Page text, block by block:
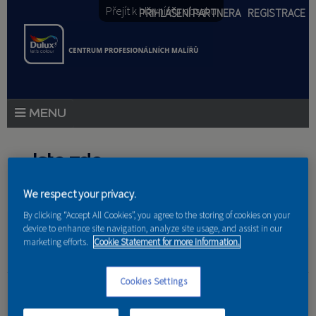
Přejít k hlavnímu obsahu
PŘIHLÁŠENÍ PARTNERA REGISTRACE
AKCE A NOVINKY
Jste zde
Domů»Partneri
Miroslav Mikulec
We respect your privacy.
By clicking “Accept All Cookies”, you agree to the storing of cookies on your
device to enhance site navigation, analyze site usage, and assist in our
marketing efforts. Cookie Statement for more information.
Cookies Settings